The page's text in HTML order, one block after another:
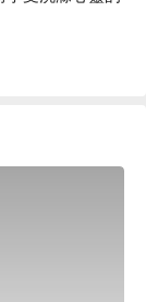
通便利。距
宿方案、苓旅